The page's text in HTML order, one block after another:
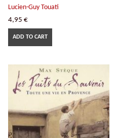
Lucien-Guy Touati
4,95 €
ADD TO CART